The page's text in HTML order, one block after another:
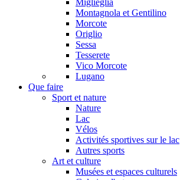
Miglieglia
Montagnola et Gentilino
Morcote
Origlio
Sessa
Tesserete
Vico Morcote
Lugano
Que faire
Sport et nature
Nature
Lac
Vélos
Activités sportives sur le lac
Autres sports
Art et culture
Musées et espaces culturels